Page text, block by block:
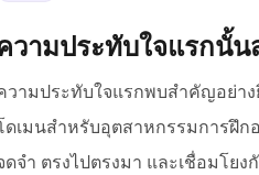
วามประทับใจแรกนั้
วามประทับใจแรกพบสำคัญอย่าง
ดเมนสำหรับอุตสาหกรรมการฝึก
ดจำ ตรงไปตรงมา และเชื่อมโย